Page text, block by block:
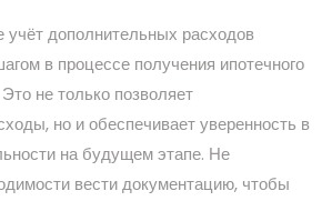
учёт дополнительных расходов
в процессе получения ипотечного
не только позволяет
но и обеспечивает уверенность в
на будущем этапе. Не
вести документацию, чтобы